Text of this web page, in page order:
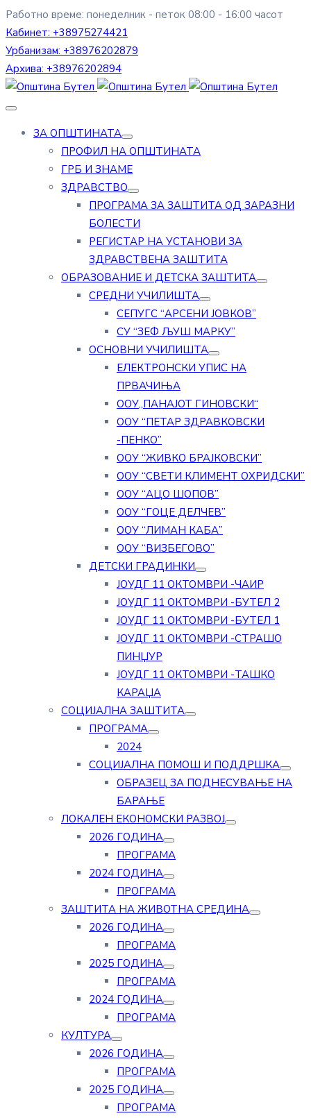
Работно време: понеделник - петок 08:00 - 16:00 часот
Кабинет: +38975274421
Урбанизам: +38976202879
Архива: +38976202894
ЗА ОПШТИНАТА
ПРОФИЛ НА ОПШТИНАТА
ГРБ И ЗНАМЕ
ЗДРАВСТВО
ПРОГРАМА ЗА ЗАШТИТА ОД ЗАРАЗНИ
БОЛЕСТИ
РЕГИСТАР НА УСТАНОВИ ЗА
ЗДРАВСТВЕНА ЗАШТИТА
ОБРАЗОВАНИЕ И ДЕТСКА ЗАШТИТА
СРЕДНИ УЧИЛИШТА
СЕПУГС “АРСЕНИ ЈОВКОВ”
СУ “ЗЕФ ЉУШ МАРКУ”
ОСНОВНИ УЧИЛИШТА
ЕЛЕКТРОНСКИ УПИС НА
ПРВАЧИЊА
ООУ„ПАНАЈОТ ГИНОВСКИ“
ООУ “ПЕТАР ЗДРАВКОВСКИ
-ПЕНКО”
ООУ “ЖИВКО БРАЈКОВСКИ”
ООУ “СВЕТИ КЛИМЕНТ ОХРИДСКИ”
ООУ “АЦО ШОПОВ”
ООУ “ГОЦЕ ДЕЛЧЕВ”
ООУ “ЛИМАН КАБА”
ООУ “ВИЗБЕГОВО”
ДЕТСКИ ГРАДИНКИ
ЈОУДГ 11 ОКТОМВРИ -ЧАИР
ЈОУДГ 11 ОКТОМВРИ -БУТЕЛ 2
ЈОУДГ 11 ОКТОМВРИ -БУТЕЛ 1
ЈОУДГ 11 ОКТОМВРИ -СТРАШО
ПИНЏУР
ЈОУДГ 11 ОКТОМВРИ -ТАШКО
КАРАЏА
СОЦИЈАЛНА ЗАШТИТА
ПРОГРАМА
2024
СОЦИЈАЛНА ПОМОШ И ПОДДРШКА
ОБРАЗЕЦ ЗА ПОДНЕСУВАЊЕ НА
БАРАЊЕ
ЛОКАЛЕН ЕКОНОМСКИ РАЗВОЈ
2026 ГОДИНА
ПРОГРАМА
2024 ГОДИНА
ПРОГРАМА
ЗАШТИТА НА ЖИВОТНА СРЕДИНА
2026 ГОДИНА
ПРОГРАМА
2025 ГОДИНА
ПРОГРАМА
2024 ГОДИНА
ПРОГРАМА
КУЛТУРА
2026 ГОДИНА
ПРОГРАМА
2025 ГОДИНА
ПРОГРАМА